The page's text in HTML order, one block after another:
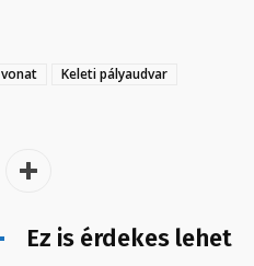
vonat Keleti pályaudvar
Ez is érdekes lehet